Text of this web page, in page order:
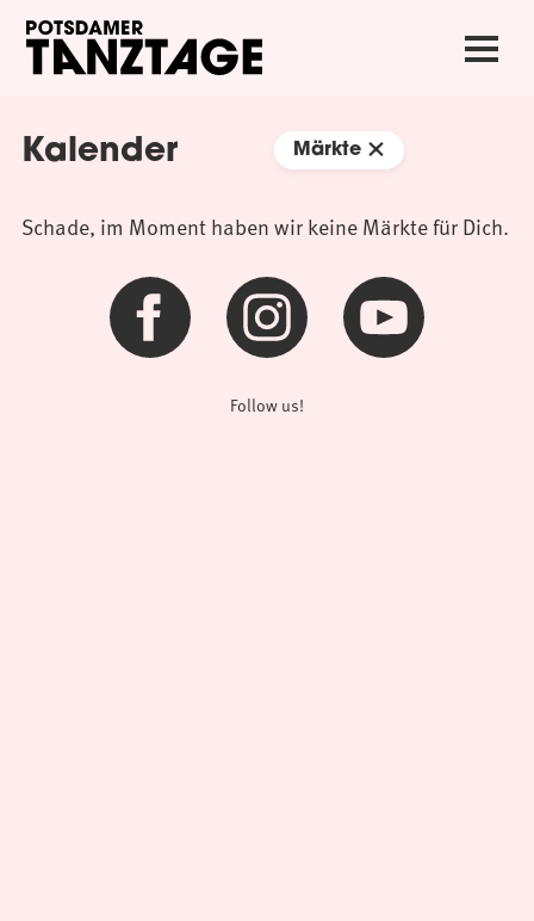
Kalender Märkte
Schade, im Moment haben wir keine Märkte für Dich.
Follow us!